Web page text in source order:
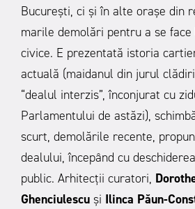
București, ci și în alte orașe din
marile demolări pentru a se
civice. E prezentată istoria
actuală (maidanul din jurul
“dealul interzis”, înconjurat cu
Parlamentului de astăzi),
scurt, demolările recente,
dealului, începând cu
public. Arhitecții curatori,
Ghenciulescu și Ilinca Păun-